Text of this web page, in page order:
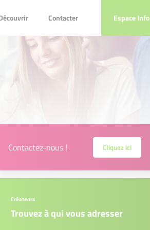
Contacter Espace Info
Contacter Espace Info
Contactez-nous ! Cliquez ici
Créateurs
Trouvez à qui vous adresser